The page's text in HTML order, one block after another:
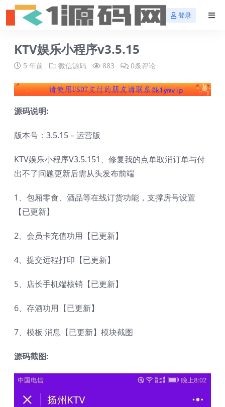
登录
KTV娱乐小程序v3.5.15
5 年前 微信源码 883 0条评论
源码说明:
版本号：3.5.15 – 运营版
KTV娱乐小程序V3.5.151、修复我的点单取消订单与付
出不了问题更新后需从头发布前端
1、包厢零食、酒品等在线订货功能，支撑房号设置
【已更新】
2、会员卡充值功用【已更新】
4、提交远程打印【已更新】
5、店长手机端核销【已更新】
6、存酒功用【已更新】
7、模板 消息【已更新】模块截图
源码截图: